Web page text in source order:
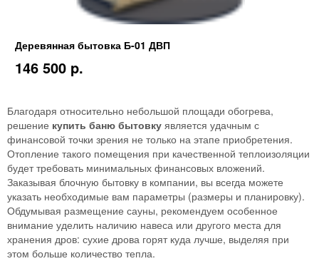
Деревянная бытовка Б-01 ДВП
146 500 p.
Благодаря относительно небольшой площади обогрева,
решение купить баню бытовку является удачным с
финансовой точки зрения не только на этапе приобретения.
Отопление такого помещения при качественной теплоизоляции
будет требовать минимальных финансовых вложений.
Заказывая блочную бытовку в компании, вы всегда можете
указать необходимые вам параметры (размеры и планировку).
Обдумывая размещение сауны, рекомендуем особенное
внимание уделить наличию навеса или другого места для
хранения дров: сухие дрова горят куда лучше, выделяя при
этом больше количество тепла.